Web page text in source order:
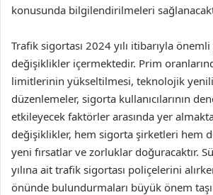
konusunda bilgilendirilmeleri
Trafik sigortası 2024 yılı itibarıyla
değişiklikler içermektedir. Prim
limitlerinin yükseltilmesi, teknolojik
düzenlemeler, sigorta kullanıcılarının
etkileyecek faktörler arasında yer
değişiklikler, hem sigorta şirketleri hem
yeni fırsatlar ve zorluklar doğuracaktır.
yılına ait trafik sigortası poliçelerini
önünde bulundurmaları büyük önem